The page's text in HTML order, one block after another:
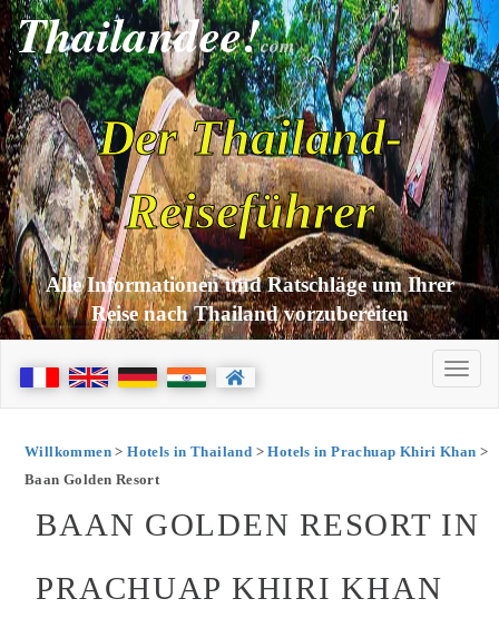
Thailandee!com
Der Thailand-
Reiseführer
Alle Informationen und Ratschläge um Ihrer
Reise nach Thailand vorzubereiten
Willkommen>Hotels in Thailand >Hotels in Prachuap Khiri Khan >
Baan Golden Resort
BAAN GOLDEN RESORT IN
PRACHUAP KHIRI KHAN